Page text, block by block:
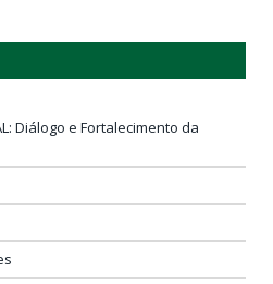
Diálogo e Fortalecimento da